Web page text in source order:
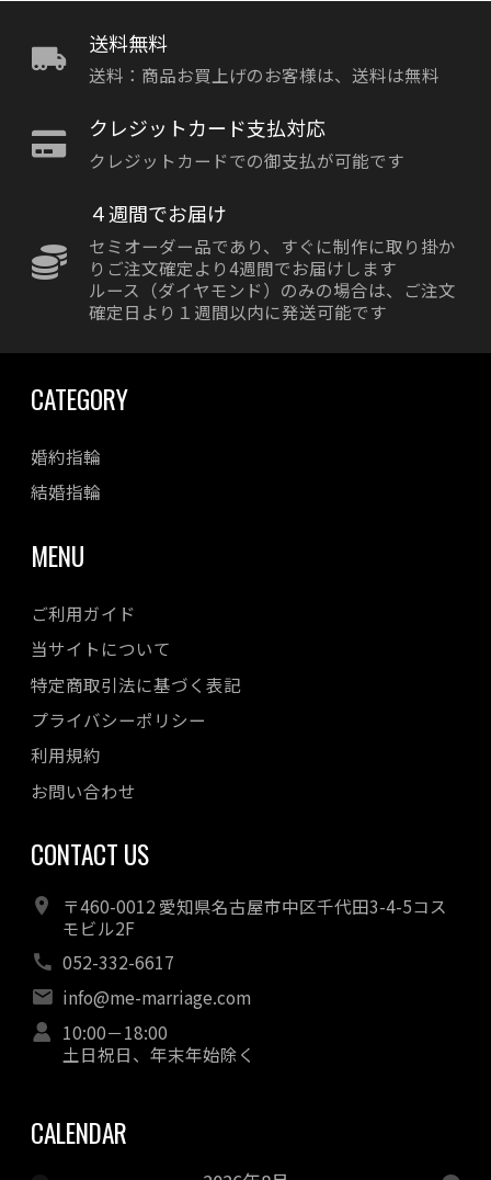
送料無料
送料：商品お買上げのお客様は、送料は無料
クレジットカード支払対応
クレジットカードでの御支払が可能です
４週間でお届け
セミオーダー品であり、すぐに制作に取り掛か
りご注文確定より4週間でお届けします
ルース（ダイヤモンド）のみの場合は、ご注文
確定日より１週間以内に発送可能です
CATEGORY
婚約指輪
結婚指輪
MENU
ご利用ガイド
当サイトについて
特定商取引法に基づく表記
プライバシーポリシー
利用規約
お問い合わせ
CONTACT US
〒460-0012 愛知県名古屋市中区千代田3-4-5コス
モビル2F
052-332-6617
info@me-marriage.com
10:00－18:00
土日祝日、年末年始除く
CALENDAR